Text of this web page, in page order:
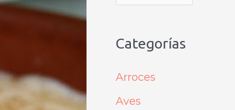
a
r
Categorías
Arroces
Aves